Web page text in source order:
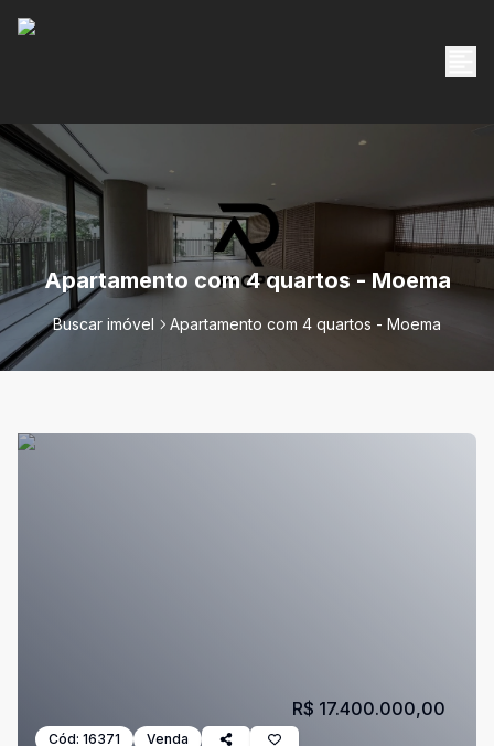
Apartamento com 4 quartos - Moema
Buscar imóvel Apartamento com 4 quartos - Moema
Cód: 16371 Venda
R$ 17.400.000,00